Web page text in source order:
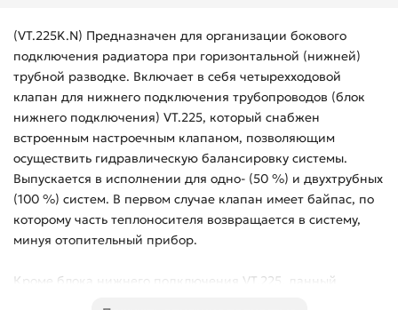
(VT.225K.N) Предназначен для организации бокового
подключения радиатора при горизонтальной (нижней)
трубной разводке. Включает в себя четырехходовой
клапан для нижнего подключения трубопроводов (блок
нижнего подключения) VT.225, который снабжен
встроенным настроечным клапаном, позволяющим
осуществить гидравлическую балансировку системы.
Выпускается в исполнении для одно- (50 %) и двухтрубных
(100 %) систем. В первом случае клапан имеет байпас, по
которому часть теплоносителя возвращается в систему,
минуя отопительный прибор.
Кроме блока нижнего подключения VT.225, данный